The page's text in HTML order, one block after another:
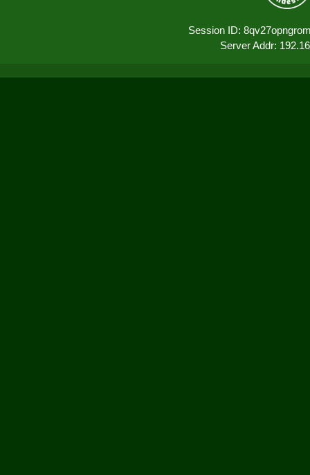
Session ID:
Server Addr: